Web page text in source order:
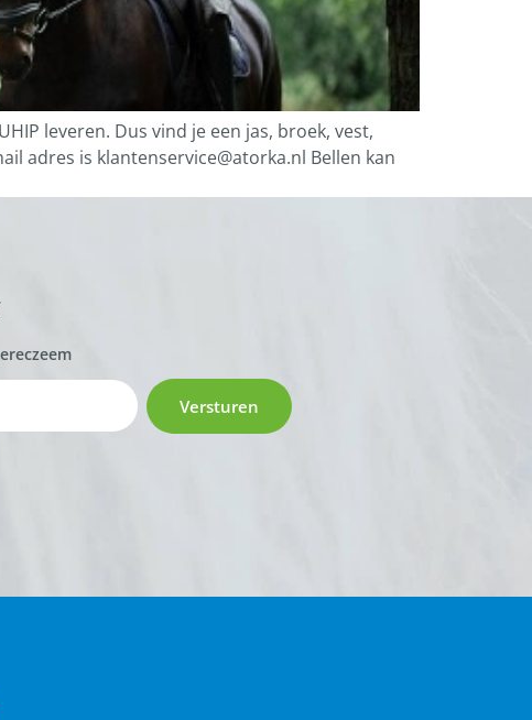
leveren. Dus vind je een jas, broek, vest,
adres is klantenservice@atorka.nl Bellen kan
Versturen